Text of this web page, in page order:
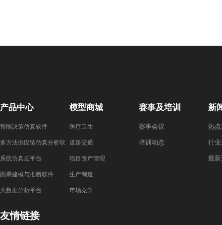
产品中心
智能决策仿真软件
多方法供应链仿真分析软
件
系统仿真云平台
因果建模与推断软件
大数据分析平台
模型商城
医疗卫生
道路交通
项目资产管理
生产制造
市场竞争
赛事及培训
赛事会议
培训动态
新
热
行
最
友情链接